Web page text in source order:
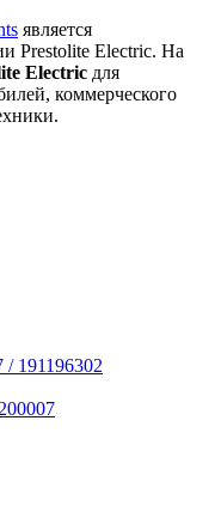
является
Prestolite Electric. На
Electric для
коммерческого
/ 191196302